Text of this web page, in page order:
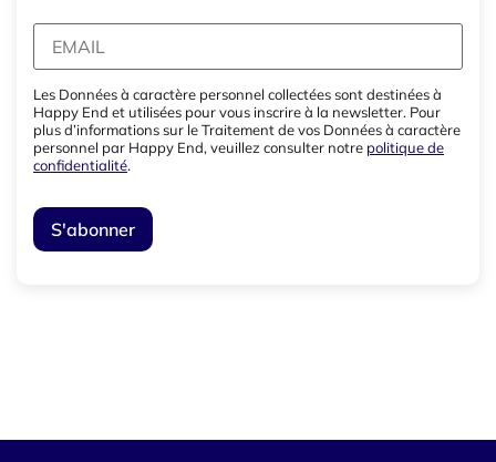
Les Données à caractère personnel collectées sont destinées à
Happy End et utilisées pour vous inscrire à la newsletter. Pour
plus d’informations sur le Traitement de vos Données à caractère
personnel par Happy End, veuillez consulter notre politique de
confidentialité.